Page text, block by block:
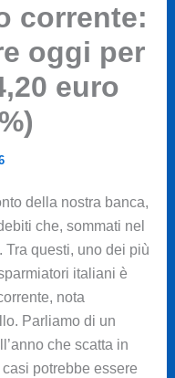
corrente:
oggi per
euro
della nostra banca,
che, sommati nel
Tra questi, uno dei più
italiani è
nota
Parliamo di un
che scatta in
potrebbe essere